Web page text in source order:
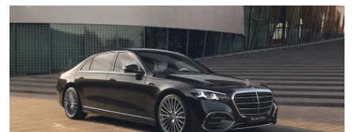
כואבת ממנוע ה- V12 המיתולוגי בגרסה הבכירה לטובת מנוע V8 - אילוץ של
תקנות זיהום האוויר. הדגם ישווק בשתי גרסאות במחיר התחלתי של 1,749,900
₪.